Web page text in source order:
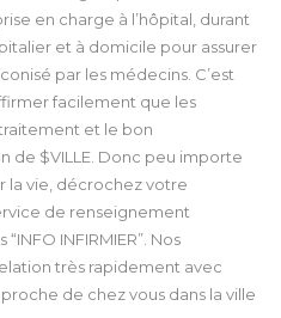
en charge à l’hôpital, durant
et à domicile pour assurer
par les médecins. C’est
facilement que les
et le bon
de $VILLE. Donc peu importe
la vie, décrochez votre
de renseignement
INFIRMIER”. Nos
très rapidement avec
de chez vous dans la ville